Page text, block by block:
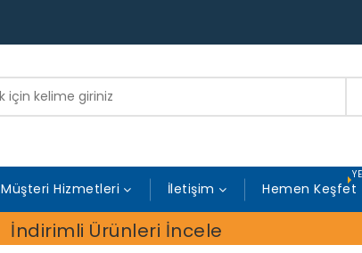
Müşteri Hizmetleri İletişim Hemen Keşfet
İndirimli Ürünleri İncele